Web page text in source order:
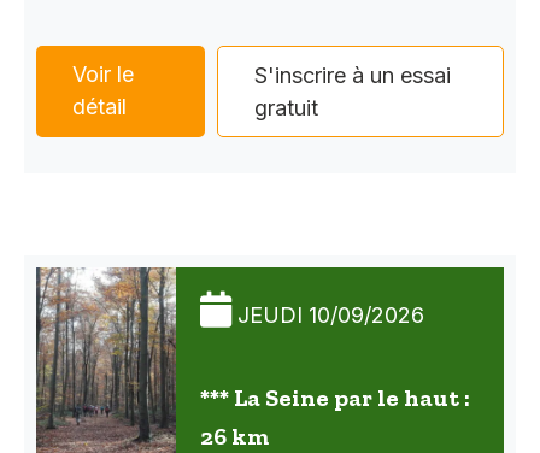
Voir le
détail
S'inscrire à un essai
gratuit
JEUDI 10/09/2026
*** La Seine par le haut :
26 km